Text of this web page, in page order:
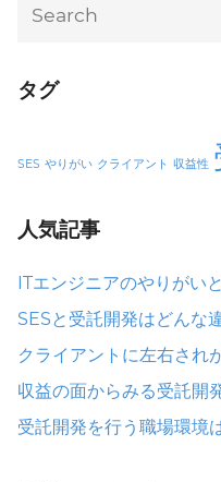
for:
タグ
SES やりがい クライアント 収益性
人気記事
ITエンジニアのやりがい
SESと受託開発はどんな
クライアントに左右され
収益の面からみる受託開
受託開発を行う職場環境